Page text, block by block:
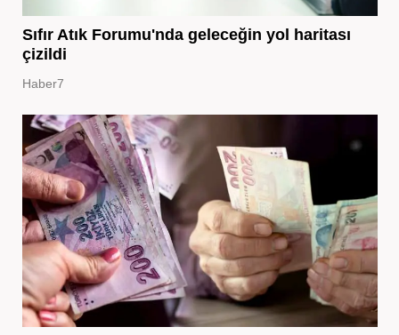
Sıfır Atık Forumu'nda geleceğin yol haritası
çizildi
Haber7